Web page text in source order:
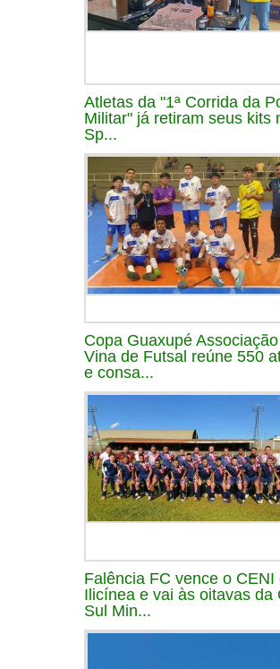
Atletas da "1ª Corrida da
Militar" já retiram seus kits
Sp...
Copa Guaxupé
Vina de Futsal reúne 550
e consa...
Falência FC vence o CENI
Ilicínea e vai às oitavas da
Sul Min...